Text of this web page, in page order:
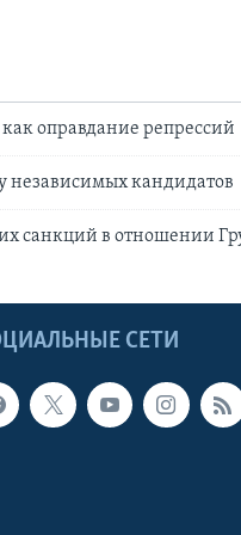
оправдание репрессий
независимых кандидатов
санкций в отношении
СЕТИ